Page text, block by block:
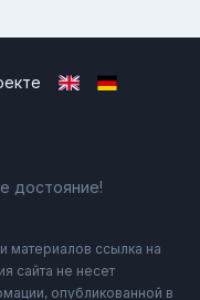
достояние!
материалов ссылка на
сайта не несет
опубликованной в